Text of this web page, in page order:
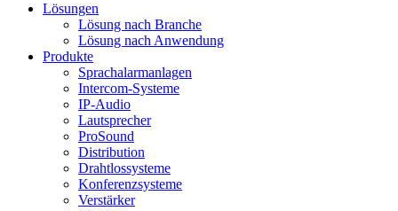
Lösungen
Lösung nach Branche
Lösung nach Anwendung
Produkte
Sprachalarmanlagen
Intercom-Systeme
IP-Audio
Lautsprecher
ProSound
Distribution
Drahtlossysteme
Konferenzsysteme
Verstärker